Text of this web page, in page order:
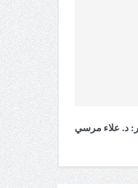
د. علاء مرسي